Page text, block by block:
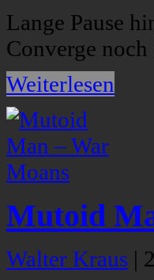
Lange Pause
Converge
Weiterlesen
Mutoid
Walter Kraus |